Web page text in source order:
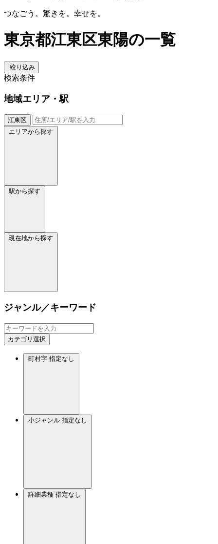
つなごう。驚きを。幸せを。
東京都江東区東陽の一覧
絞り込み
検索条件
地域エリア・駅
江東区
エリアから探す
駅から探す
現在地から探す
ジャンル／キーワード
カテゴリ選択
町村字 指定なし
小ジャンル 指定なし
詳細業種 指定なし